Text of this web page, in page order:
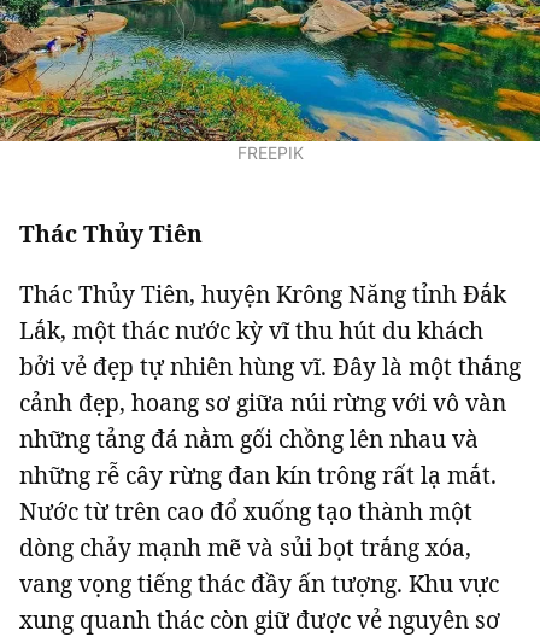
FREEPIK
Thác Thủy Tiên
Thác Thủy Tiên, huyện Krông Năng tỉnh Đắk
Lắk, một thác nước kỳ vĩ thu hút du khách
bởi vẻ đẹp tự nhiên hùng vĩ. Đây là một thắng
cảnh đẹp, hoang sơ giữa núi rừng với vô vàn
những tảng đá nằm gối chồng lên nhau và
những rễ cây rừng đan kín trông rất lạ mắt.
Nước từ trên cao đổ xuống tạo thành một
dòng chảy mạnh mẽ và sủi bọt trắng xóa,
vang vọng tiếng thác đầy ấn tượng. Khu vực
xung quanh thác còn giữ được vẻ nguyên sơ